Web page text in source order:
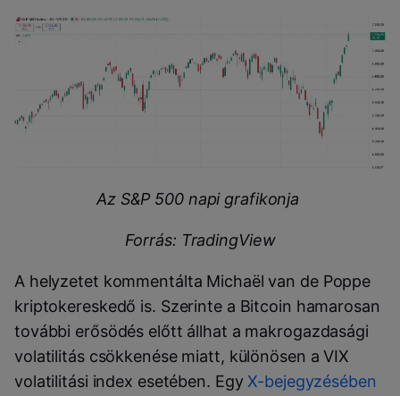
Az S&P 500 napi grafikonja
Forrás: TradingView
A helyzetet kommentálta Michaël van de Poppe
kriptokereskedő is. Szerinte a Bitcoin hamarosan
további erősödés előtt állhat a makrogazdasági
volatilitás csökkenése miatt, különösen a VIX
volatilitási index esetében. EgyX-bejegyzésében